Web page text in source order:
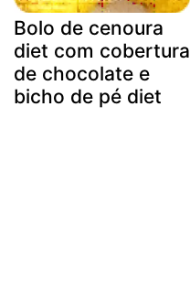
Bolo de cenoura
diet com cobertura
de chocolate e
bicho de pé diet